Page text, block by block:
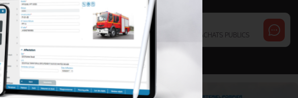
Cette page est gérée par :
GUINARD Philippe
UGAP - UNION DES GROUPEMENTS D'ACHATS PUBLICS